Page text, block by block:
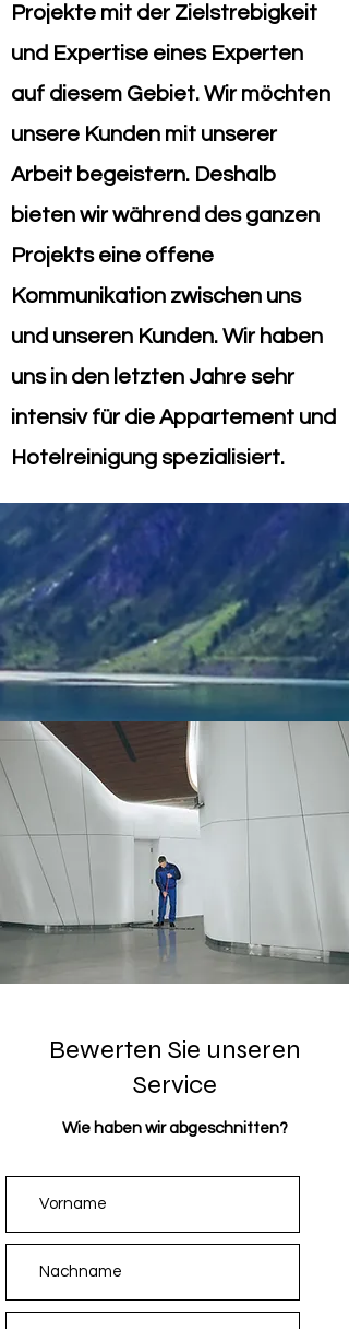
Projekte mit der Zielstrebigkeit
und Expertise eines Experten
auf diesem Gebiet. Wir möchten
unsere Kunden mit unserer
Arbeit begeistern. Deshalb
bieten wir während des ganzen
Projekts eine offene
Kommunikation zwischen uns
und unseren Kunden. Wir haben
uns in den letzten Jahre sehr
intensiv für die Appartement und
Hotelreinigung spezialisiert.
Bewerten Sie unseren
Service
Wie haben wir abgeschnitten?